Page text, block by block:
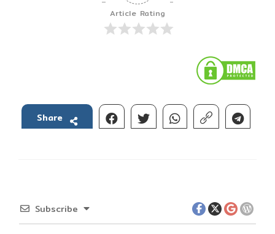
Article Rating
Share
Subscribe